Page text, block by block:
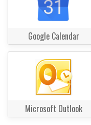
Google Calendar
Microsoft Outlook